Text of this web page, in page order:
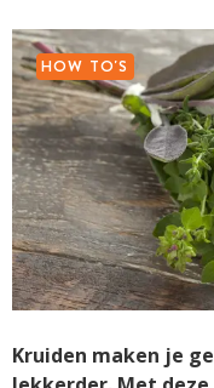
HOW TO'S
Kruiden maken je